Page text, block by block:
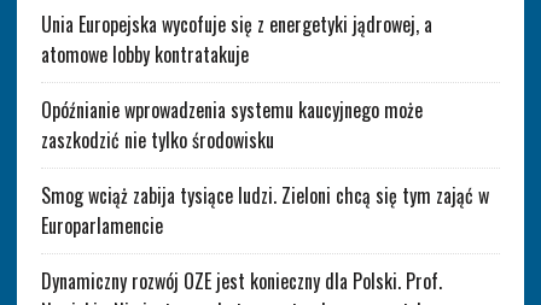
Unia Europejska wycofuje się z energetyki jądrowej, a
atomowe lobby kontratakuje
Opóźnianie wprowadzenia systemu kaucyjnego może
zaszkodzić nie tylko środowisku
Smog wciąż zabija tysiące ludzi. Zieloni chcą się tym zająć w
Europarlamencie
Dynamiczny rozwój OZE jest konieczny dla Polski. Prof.